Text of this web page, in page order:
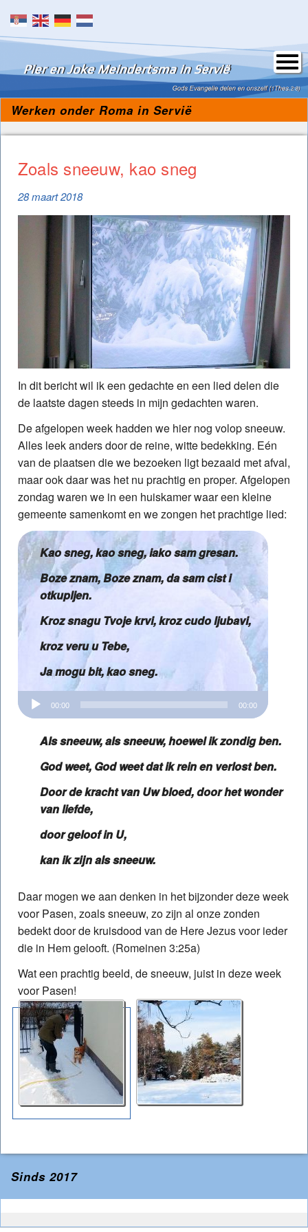
Skip to content
Zoals sneeuw, kao sneg
28 maart 2018
In dit bericht wil ik een gedachte en een lied delen die
de laatste dagen steeds in mijn gedachten waren.
De afgelopen week hadden we hier nog volop sneeuw.
Alles leek anders door de reine, witte bedekking. Eén
van de plaatsen die we bezoeken ligt bezaaid met afval,
maar ook daar was het nu prachtig en proper. Afgelopen
zondag waren we in een huiskamer waar een kleine
gemeente samenkomt en we zongen het prachtige lied:
Kao sneg, kao sneg, iako sam gresan.
Boze znam, Boze znam, da sam cist i
otkupljen.
Kroz snagu Tvoje krvi, kroz cudo ljubavi,
kroz veru u Tebe,
Ja mogu bit, kao sneg.
Audiospeler
00:00 00:00
Als sneeuw, als sneeuw, hoewel ik zondig ben.
God weet, God weet dat ik rein en verlost ben.
Door de kracht van Uw bloed, door het wonder
van liefde,
door geloof in U,
kan ik zijn als sneeuw.
Daar mogen we aan denken in het bijzonder deze week
voor Pasen, zoals sneeuw, zo zijn al onze zonden
bedekt door de kruisdood van de Here Jezus voor ieder
die in Hem gelooft. (Romeinen 3:25a)
Wat een prachtig beeld, de sneeuw, juist in deze week
voor Pasen!
Werken onder Roma in Servië
Sinds 2017